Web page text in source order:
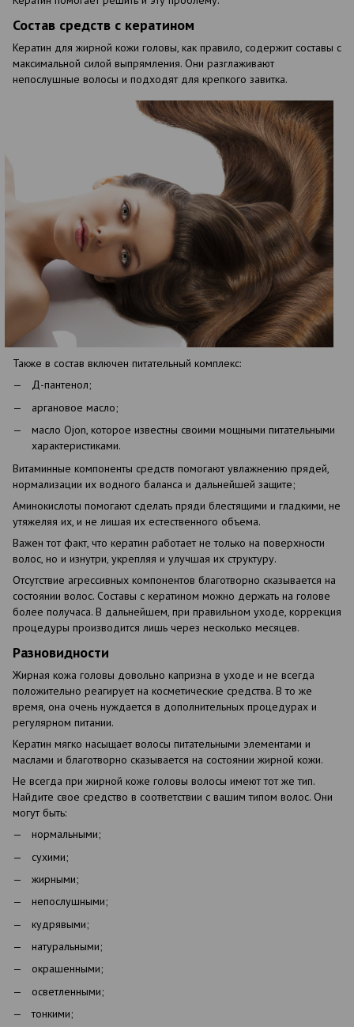
Состав средств с кератином
Кератин для жирной кожи головы, как правило, содержит составы с
максимальной силой выпрямления. Они разглаживают
непослушные волосы и подходят для крепкого завитка.
Также в состав включен питательный комплекс:
Д-пантенол;
аргановое масло;
масло Ojon, которое известны своими мощными питательными
характеристиками.
Витаминные компоненты средств помогают увлажнению прядей,
нормализации их водного баланса и дальнейшей защите;
Аминокислоты помогают сделать пряди блестящими и гладкими, не
утяжеляя их, и не лишая их естественного объема.
Важен тот факт, что кератин работает не только на поверхности
волос, но и изнутри, укрепляя и улучшая их структуру.
Отсутствие агрессивных компонентов благотворно сказывается на
состоянии волос. Составы с кератином можно держать на голове
более получаса. В дальнейшем, при правильном уходе, коррекция
процедуры производится лишь через несколько месяцев.
Разновидности
Жирная кожа головы довольно капризна в уходе и не всегда
положительно реагирует на косметические средства. В то же
время, она очень нуждается в дополнительных процедурах и
регулярном питании.
Кератин мягко насыщает волосы питательными элементами и
маслами и благотворно сказывается на состоянии жирной кожи.
Не всегда при жирной коже головы волосы имеют тот же тип.
Найдите свое средство в соответствии с вашим типом волос. Они
могут быть:
нормальными;
сухими;
жирными;
непослушными;
кудрявыми;
натуральными;
окрашенными;
осветленными;
тонкими;